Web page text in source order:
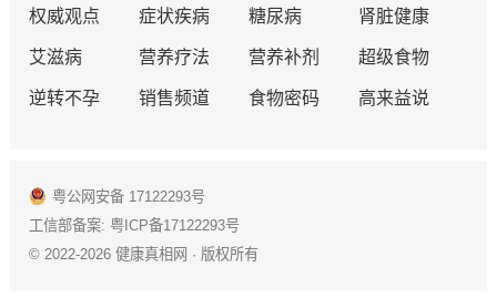
权威观点 症状疾病 糖尿病 肾脏健康
艾滋病 营养疗法 营养补剂 超级食物
逆转不孕 销售频道 食物密码 高来益说
粤公网安备 17122293号
工信部备案: 粤ICP备17122293号
© 2022-2026 健康真相网 · 版权所有